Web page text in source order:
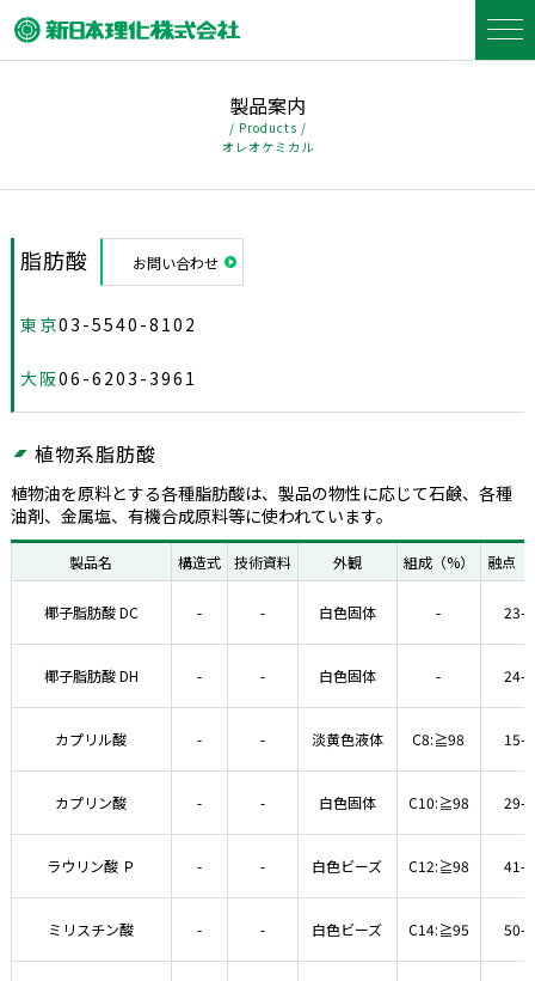
製品案内
/ Products /
オレオケミカル
脂肪酸 お問い合わせ
東京03-5540-8102
大阪06-6203-3961
植物系脂肪酸
植物油を原料とする各種脂肪酸は、製品の物性に応じて石鹸、各種
油剤、金属塩、有機合成原料等に使われています。
製品名 構造式 技術資料 外観 組成（%） 融点
椰子脂肪酸 DC - - 白色固体 - 23-
椰子脂肪酸 DH - - 白色固体 - 24-
カプリル酸 - - 淡黄色液体 C8:≧98 15-
カプリン酸 - - 白色固体 C10:≧98 29-
ラウリン酸 Ｐ - - 白色ビーズ C12:≧98 41-
ミリスチン酸 - - 白色ビーズ C14:≧95 50-